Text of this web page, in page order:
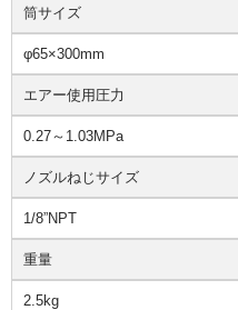
筒サイズ
φ65×300mm
エアー使用圧力
0.27～1.03MPa
ノズルねじサイズ
1/8”NPT
重量
2.5kg